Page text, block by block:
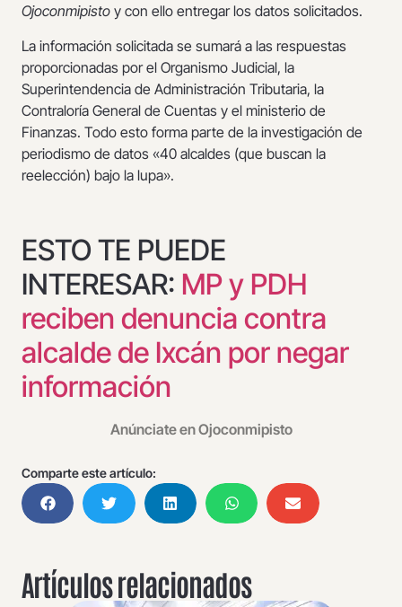
Ojoconmipisto y con ello entregar los datos solicitados.
La información solicitada se sumará a las respuestas
proporcionadas por el Organismo Judicial, la
Superintendencia de Administración Tributaria, la
Contraloría General de Cuentas y el ministerio de
Finanzas. Todo esto forma parte de la investigación de
periodismo de datos «40 alcaldes (que buscan la
reelección) bajo la lupa».
ESTO TE PUEDE
INTERESAR: MP y PDH
reciben denuncia contra
alcalde de Ixcán por negar
información
Anúnciate en Ojoconmipisto
Comparte este artículo:
Artículos relacionados